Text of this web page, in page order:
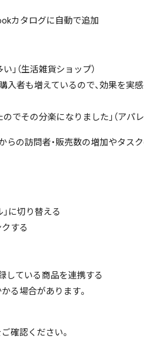
カタログに自動で追加
」（生活雑貨ショップ）
入者も増えているので、効果を実感
でその分楽になりました」（アパレ
らの訪問者・販売数の増加やタス
に切り替える
する
している商品を連携する
る場合があります。
確認ください。